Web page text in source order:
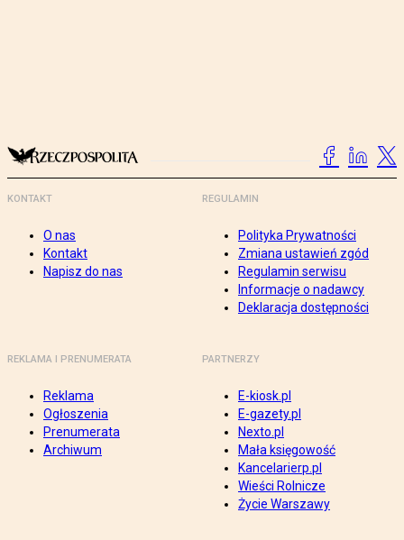
KONTAKT
O nas
Kontakt
Napisz do nas
REGULAMIN
Polityka Prywatności
Zmiana ustawień zgód
Regulamin serwisu
Informacje o nadawcy
Deklaracja dostępności
REKLAMA I PRENUMERATA
Reklama
Ogłoszenia
Prenumerata
Archiwum
PARTNERZY
E-kiosk.pl
E-gazety.pl
Nexto.pl
Mała księgowość
Kancelarierp.pl
Wieści Rolnicze
Życie Warszawy